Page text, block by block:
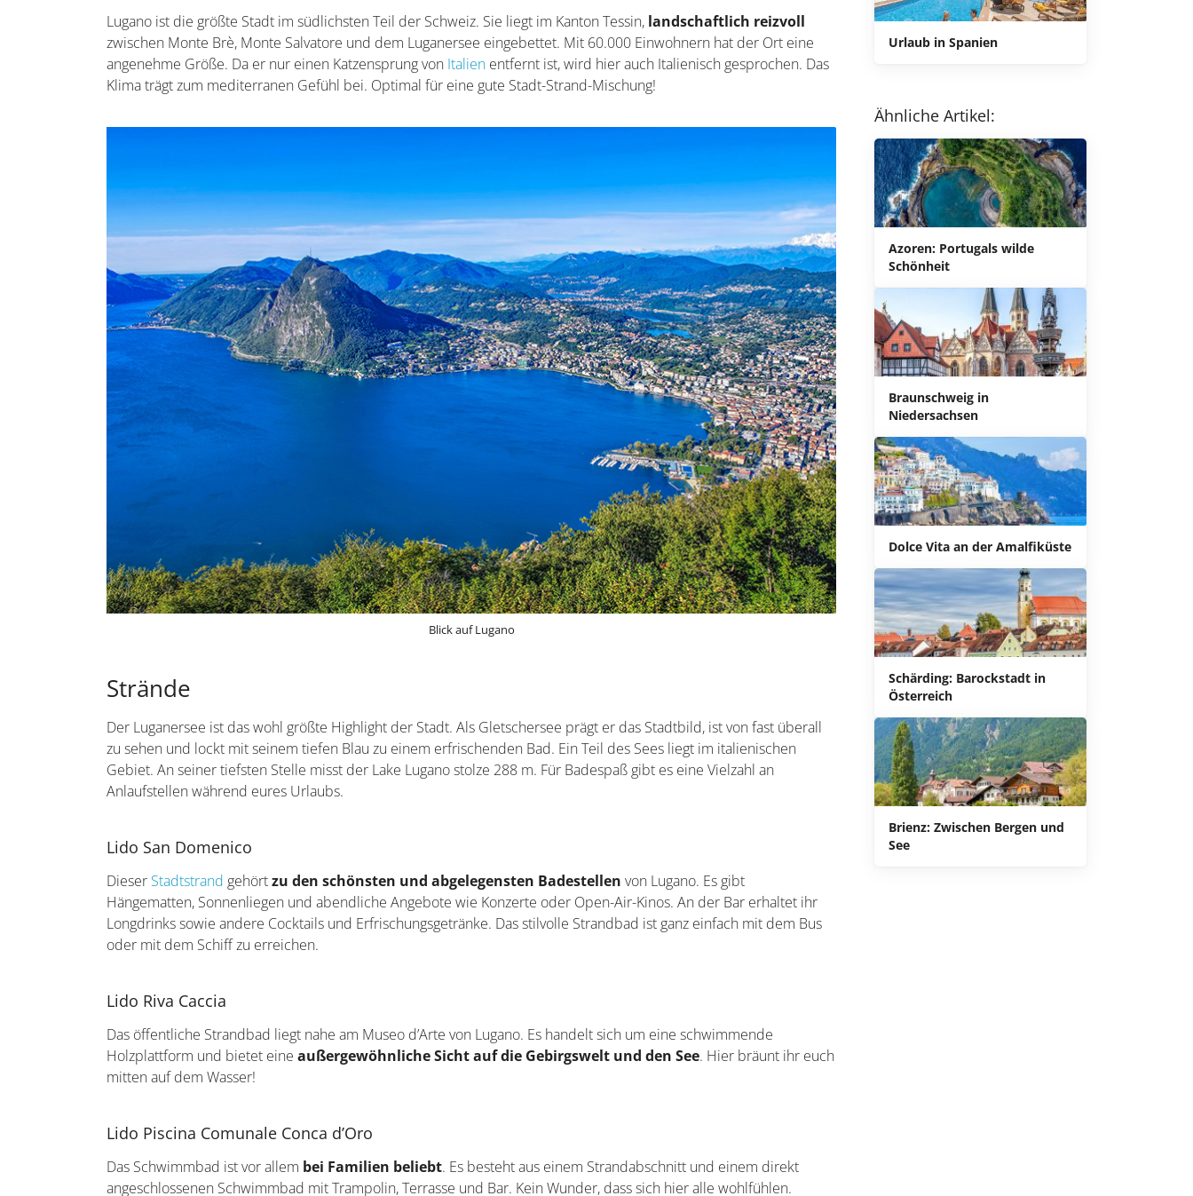
Lugano ist die größte Stadt im südlichsten Teil der Schweiz. Sie liegt im Kanton Tessin, landschaftlich reizvoll
zwischen Monte Brè, Monte Salvatore und dem Luganersee eingebettet. Mit 60.000 Einwohnern hat der Ort eine
angenehme Größe. Da er nur einen Katzensprung von Italien entfernt ist, wird hier auch Italienisch gesprochen. Das
Klima trägt zum mediterranen Gefühl bei. Optimal für eine gute Stadt-Strand-Mischung!
Blick auf Lugano
Strände
Der Luganersee ist das wohl größte Highlight der Stadt. Als Gletschersee prägt er das Stadtbild, ist von fast überall
zu sehen und lockt mit seinem tiefen Blau zu einem erfrischenden Bad. Ein Teil des Sees liegt im italienischen
Gebiet. An seiner tiefsten Stelle misst der Lake Lugano stolze 288 m. Für Badespaß gibt es eine Vielzahl an
Anlaufstellen während eures Urlaubs.
Lido San Domenico
Dieser Stadtstrand gehörtzu den schönsten und abgelegensten Badestellen von Lugano. Es gibt
Hängematten, Sonnenliegen und abendliche Angebote wie Konzerte oder Open-Air-Kinos. An der Bar erhaltet ihr
Longdrinks sowie andere Cocktails und Erfrischungsgetränke. Das stilvolle Strandbad ist ganz einfach mit dem Bus
oder mit dem Schiff zu erreichen.
Lido Riva Caccia
Das öffentliche Strandbad liegt nahe am Museo d’Arte von Lugano. Es handelt sich um eine schwimmende
Holzplattform und bietet eineaußergewöhnliche Sicht auf die Gebirgswelt und den See. Hier bräunt ihr euch
mitten auf dem Wasser!
Lido Piscina Comunale Conca d’Oro
Das Schwimmbad ist vor allem bei Familien beliebt. Es besteht aus einem Strandabschnitt und einem direkt
angeschlossenen Schwimmbad mit Trampolin, Terrasse und Bar. Kein Wunder, dass sich hier alle wohlfühlen.
Urlaub in Spanien
Ähnliche Artikel:
Azoren: Portugals wilde
Schönheit
Braunschweig in
Niedersachsen
Dolce Vita an der Amalfiküste
Schärding: Barockstadt in
Österreich
Brienz: Zwischen Bergen und
See